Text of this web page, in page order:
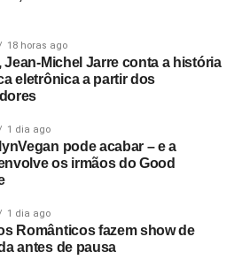
18 horas ago
Jean-Michel Jarre conta a história
eletrônica a partir dos
1 dia ago
pode acabar – e a
os irmãos do Good
1 dia ago
Românticos fazem show de
antes de pausa